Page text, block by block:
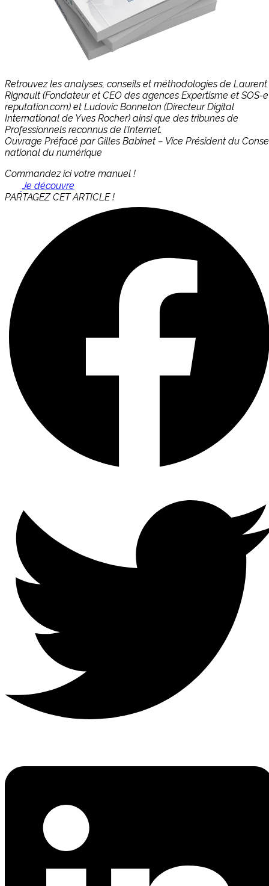
Retrouvez les analyses, conseils et méthodologies de Laurent
Rignault (Fondateur et CEO des agences Expertisme et SOS-
reputation.com) et Ludovic Bonneton (Directeur Digital
International de Yves Rocher) ainsi que des tribunes de
Professionnels reconnus de l’Internet.
Ouvrage Préfacé par Gilles Babinet – Vice Président du
national du numérique
Commandez ici votre manuel !
Je découvre
PARTAGEZ CET ARTICLE !